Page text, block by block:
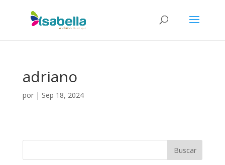
adriano
por | Sep 18, 2024